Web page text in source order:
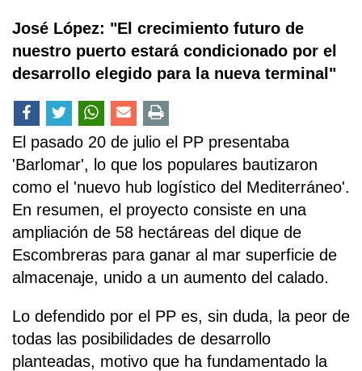
José López: "El crecimiento futuro de
nuestro puerto estará condicionado por el
desarrollo elegido para la nueva terminal"
El pasado 20 de julio el PP presentaba
'Barlomar', lo que los populares bautizaron
como el 'nuevo hub logístico del Mediterráneo'.
En resumen, el proyecto consiste en una
ampliación de 58 hectáreas del dique de
Escombreras para ganar al mar superficie de
almacenaje, unido a un aumento del calado.
Lo defendido por el PP es, sin duda, la peor de
todas las posibilidades de desarrollo
planteadas, motivo que ha fundamentado la